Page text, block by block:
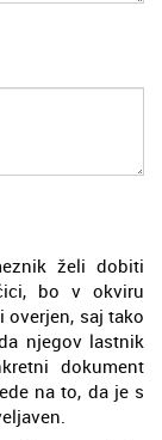
želi dobiti
bo v okviru
overjen, saj tako
njegov lastnik
dokument
na to, da je s